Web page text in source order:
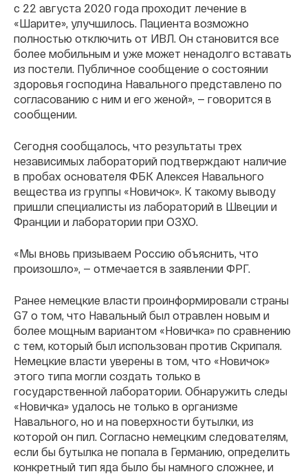
с 22 августа 2020 года проходит лечение в
«Шарите», улучшилось. Пациента возможно
полностью отключить от ИВЛ. Он становится все
более мобильным и уже может ненадолго вставать
из постели. Публичное сообщение о состоянии
здоровья господина Навального представлено по
согласованию с ним и его женой», — говорится в
сообщении.
Сегодня сообщалось, что результаты трех
независимых лабораторий подтверждают наличие
в пробах основателя ФБК Алексея Навального
вещества из группы «Новичок». К такому выводу
пришли специалисты из лабораторий в Швеции и
Франции и лаборатории при ОЗХО.
«Мы вновь призываем Россию объяснить, что
произошло», — отмечается в заявлении ФРГ.
Ранее немецкие власти проинформировали страны
G7 о том, что Навальный был отравлен новым и
более мощным вариантом «Новичка» по сравнению
с тем, который был использован против Скрипаля.
Немецкие власти уверены в том, что «Новичок»
этого типа могли создать только в
государственной лаборатории. Обнаружить следы
«Новичка» удалось не только в организме
Навального, но и на поверхности бутылки, из
которой он пил. Согласно немецким следователям,
если бы бутылка не попала в Германию, определить
конкретный тип яда было бы намного сложнее, и